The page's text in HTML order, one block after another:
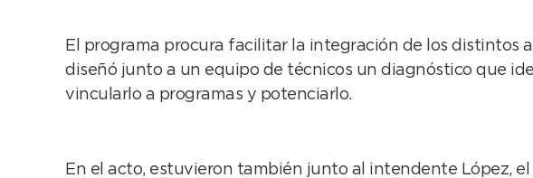
El programa procura facilitar la integración de los distintos
diseñó junto a un equipo de técnicos un diagnóstico que
vincularlo a programas y potenciarlo.
En el acto, estuvieron también junto al intendente López,